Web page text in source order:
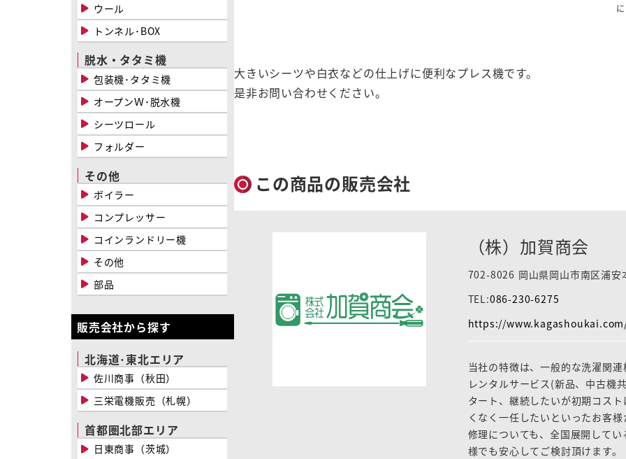
大きいシーツや白衣などの仕上げに便利なプレス機です。
是非お問い合わせください。
この商品の販売会社
（株）加賀商会
702-8026 岡山県岡山市南区浦安
TEL:086-230-6275
https://
当社の特徴は、一般的な洗濯関
レンタルサービス(新品、中古機
タート、継続したいが初期コス
くなく一任したいといったお客
修理についても、全国展開して
様でも安心してご検討頂けます。
ウール
トンネル･BOX
脱水・タタミ機
包装機･タタミ機
オープンＷ･脱水機
シーツロール
フォルダー
その他
ボイラー
コンプレッサー
コインランドリー機
その他
部品
販売会社から探す
北海道･東北エリア
佐川商事（秋田）
三栄電機販売（札幌）
首都圏北部エリア
日東商事（茨城）